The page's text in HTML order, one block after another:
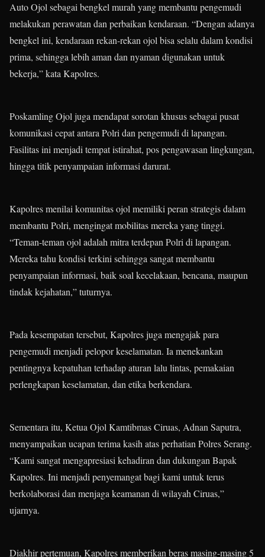
Auto Ojol sebagai bengkel murah yang membantu pengemudi
melakukan perawatan dan perbaikan kendaraan. “Dengan adanya
bengkel ini, kendaraan rekan-rekan ojol bisa selalu dalam kondisi
prima, sehingga lebih aman dan nyaman digunakan untuk
bekerja,” kata Kapolres.
Poskamling Ojol juga mendapat sorotan khusus sebagai pusat
komunikasi cepat antara Polri dan pengemudi di lapangan.
Fasilitas ini menjadi tempat istirahat, pos pengawasan lingkungan,
hingga titik penyampaian informasi darurat.
Kapolres menilai komunitas ojol memiliki peran strategis dalam
membantu Polri, mengingat mobilitas mereka yang tinggi.
“Teman-teman ojol adalah mitra terdepan Polri di lapangan.
Mereka tahu kondisi terkini sehingga sangat membantu
penyampaian informasi, baik soal kecelakaan, bencana, maupun
tindak kejahatan,” tuturnya.
Pada kesempatan tersebut, Kapolres juga mengajak para
pengemudi menjadi pelopor keselamatan. Ia menekankan
pentingnya kepatuhan terhadap aturan lalu lintas, pemakaian
perlengkapan keselamatan, dan etika berkendara.
Sementara itu, Ketua Ojol Kamtibmas Ciruas, Adnan Saputra,
menyampaikan ucapan terima kasih atas perhatian Polres Serang.
“Kami sangat mengapresiasi kehadiran dan dukungan Bapak
Kapolres. Ini menjadi penyemangat bagi kami untuk terus
berkolaborasi dan menjaga keamanan di wilayah Ciruas,”
ujarnya.
Diakhir pertemuan, Kapolres memberikan beras masing-masing 5